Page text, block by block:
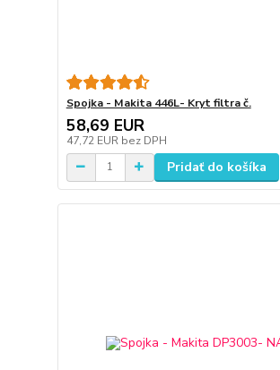
Spojka - Makita 446L- Kryt filtra č.
58,69 EUR
47,72 EUR bez DPH
Pridať do košíka